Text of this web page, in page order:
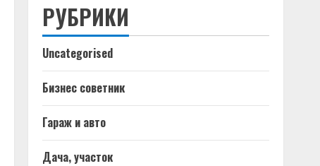
РУБРИКИ
Uncategorised
Бизнес советник
Гараж и авто
Дача, участок